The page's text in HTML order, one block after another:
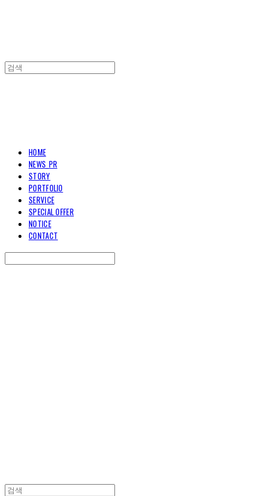
HOME
NEWS_PR
STORY
PORTFOLIO
SERVICE
SPECIAL OFFER
NOTICE
CONTACT